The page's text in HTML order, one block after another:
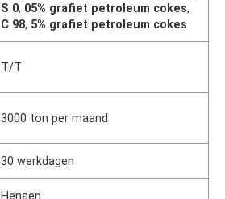
S 0, 05% grafiet petroleum cokes,
C 98, 5% grafiet petroleum cokes
T/T
3000 ton per maand
30 werkdagen
Hensen